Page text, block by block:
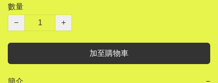
數量
−
+
加至購物車